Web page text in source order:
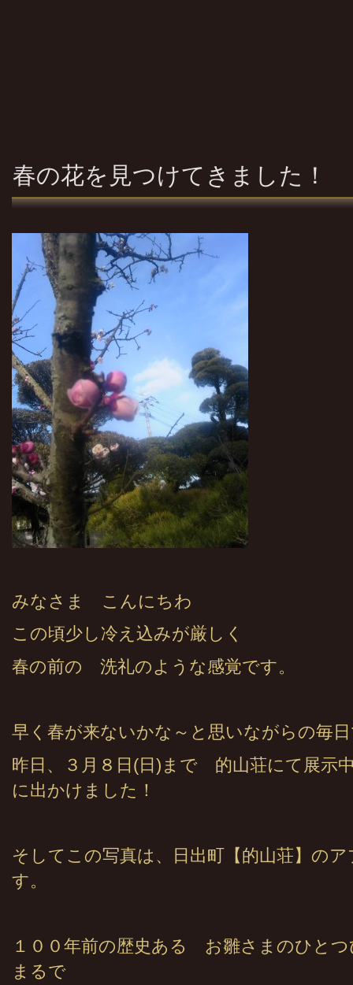
春の花を見つけてきました！
みなさま こんにちわ
この頃少し冷え込みが厳しく
春の前の 洗礼のような感覚です。
早く春が来ないかな～と思いながらの毎
昨日、３月８日(日)まで 的山荘にて展示
に出かけました！
そしてこの写真は、日出町【的山荘】の
す。
１００年前の歴史ある お雛さまのひと
まるで